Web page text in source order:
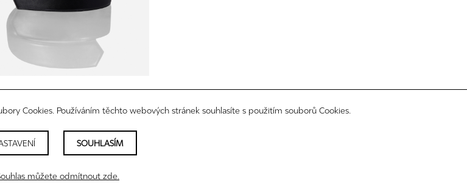
CZK 9 900
Cookies. Používáním těchto webových stránek souhlasíte s použitím souborů Cookies.
SOUHLASÍM
můžete odmítnout zde.